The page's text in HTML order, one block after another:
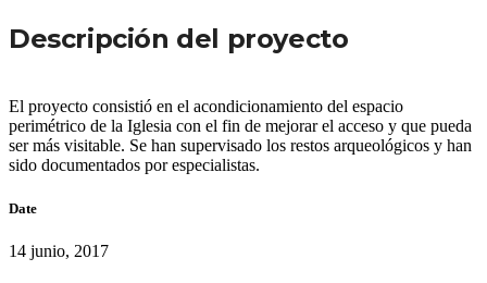
Descripción del proyecto
El proyecto consistió en el acondicionamiento del espacio
perimétrico de la Iglesia con el fin de mejorar el acceso y que pueda
ser más visitable. Se han supervisado los restos arqueológicos y han
sido documentados por especialistas.
Date
14 junio, 2017